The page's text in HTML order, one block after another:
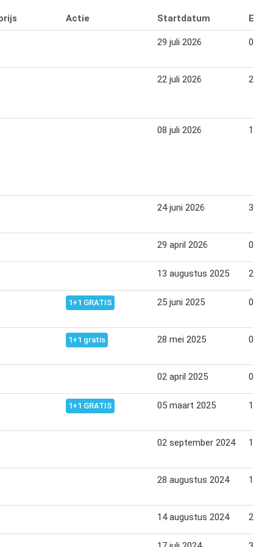
Actie Startdatum
29 juli 2026 04
22 juli 2026 28
08 juli 2026 14
24 juni 2026 30
29 april 2026 05
13 augustus 2025 26
1+1 GRATIS 25 juni 2025 08
1+1 gratis 28 mei 2025 03
02 april 2025 08
1+1 GRATIS 05 maart 2025 11
02 september 2024 10
28 augustus 2024 10
14 augustus 2024 20